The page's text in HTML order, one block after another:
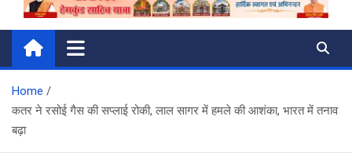
Home
कतर ने रसोई गैस की सप्लाई रोकी, लाल सागर में हमले की आशंका, भारत में तनाव
बढ़ा